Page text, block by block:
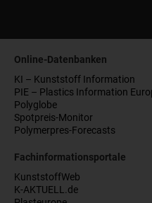
Online-Datenbanken
KI – Kunststoff Information
PIE – Plastics Information
Polyglobe
Spotpreis-Monitor
Polymerpres-Forecasts
Fachinformationsportale
KunststoffWeb
K-AKTUELL.de